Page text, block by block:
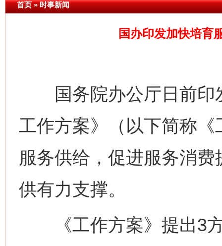
首页»时事新闻
国办印发加快培育
国务院办公厅日前印
工作方案》（以下简称
服务供给，促进服务消
供有力支撑。
《工作方案》提出3方